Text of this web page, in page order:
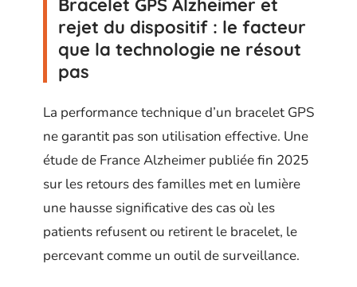
Bracelet GPS Alzheimer et
rejet du dispositif : le facteur
que la technologie ne résout
pas
La performance technique d’un bracelet GPS
ne garantit pas son utilisation effective. Une
étude de France Alzheimer publiée fin 2025
sur les retours des familles met en lumière
une hausse significative des cas où les
patients refusent ou retirent le bracelet, le
percevant comme un outil de surveillance.